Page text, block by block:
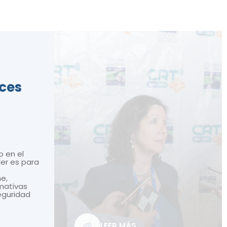
en el
es para